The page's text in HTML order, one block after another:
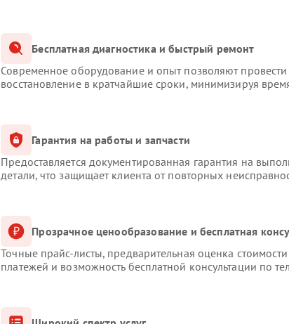
Бесплатная диагностика и быстрый ремонт
Современное оборудование и опыт позволяют провести
восстановление в кратчайшие сроки, минимизируя
Гарантия на работы и запчасти
Предоставляется документированная гарантия на
детали, что защищает клиента от повторных
Прозрачное ценообразование и бесплатная
Точные прайс-листы, предварительная оценка
платежей и возможность бесплатной консультации по